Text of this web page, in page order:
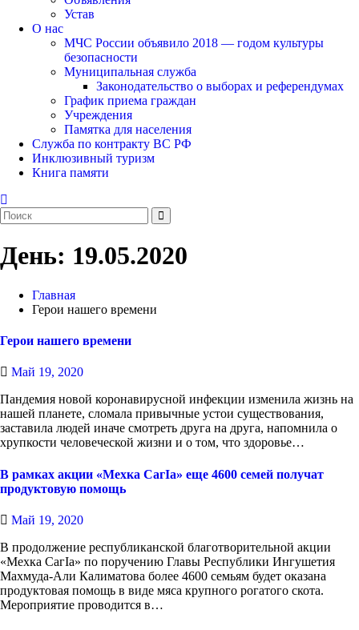
Устав
О нас
МЧС России объявило 2018 — годом культуры
безопасности
Муниципальная служба
Законодательство о выборах и референдумах
График приема граждан
Учреждения
Памятка для населения
Служба по контракту ВС РФ
Инклюзивный туризм
Книга памяти
День: 19.05.2020
Главная
Герои нашего времени
Герои нашего времени
Май 19, 2020
Пандемия новой коронавирусной инфекции изменила жизнь на
нашей планете, сломала привычные устои существования,
заставила людей иначе смотреть друга на друга, напомнила о
хрупкости человеческой жизни и о том, что здоровье…
В рамках акции «Мехка СагIа» еще 4600 семей получат
продуктовую помощь
Май 19, 2020
В продолжение республиканской благотворительной акции
«Мехка СагIа» по поручению Главы Республики Ингушетия
Махмуда-Али Калиматова более 4600 семьям будет оказана
продуктовая помощь в виде мяса крупного рогатого скота.
Мероприятие проводится в…